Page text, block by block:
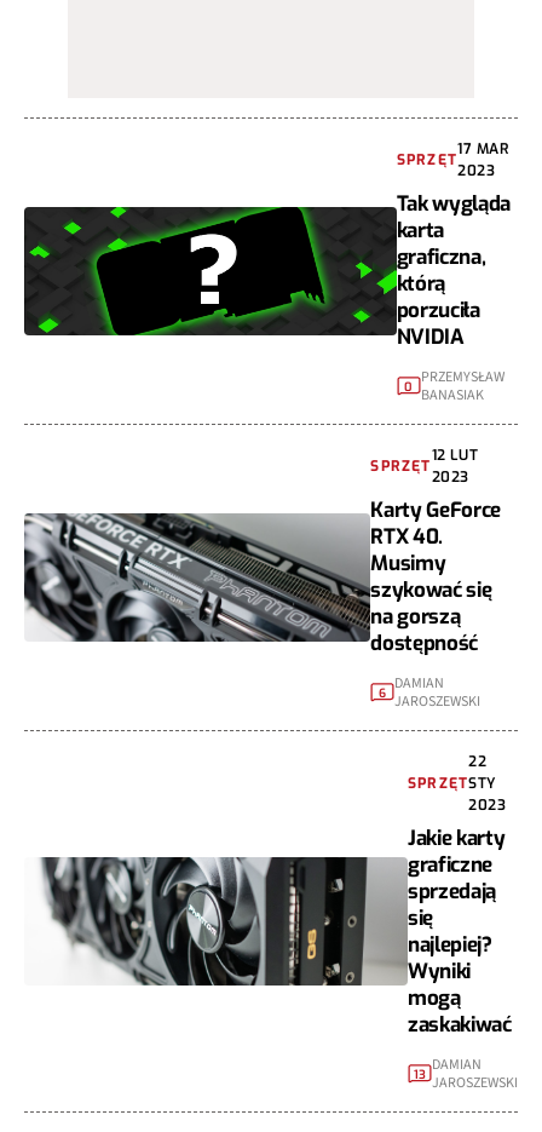
SPRZĘT
17 MAR
2023
Tak wygląda
karta
graficzna,
którą
porzuciła
NVIDIA
0 PRZEMYSŁAW
BANASIAK
SPRZĘT
12 LUT
2023
Karty GeForce
RTX 40.
Musimy
szykować się
na gorszą
dostępność
6
DAMIAN
JAROSZEWSKI
SPRZĘT
22
STY
2023
Jakie karty
graficzne
sprzedają
się
najlepiej?
Wyniki
mogą
zaskakiwać
13 DAMIAN
JAROSZEWSKI